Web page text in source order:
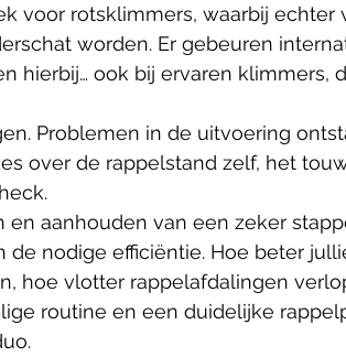
voor rotsklimmers, waarbij
worden. Er gebeuren
hierbij… ook bij ervaren klimmers,
Problemen in de uitvoering
over de rappelstand zelf, het
en aanhouden van een zeker
de nodige efficiëntie. Hoe beter
hoe vlotter rappelafdalingen
routine en een duidelijke